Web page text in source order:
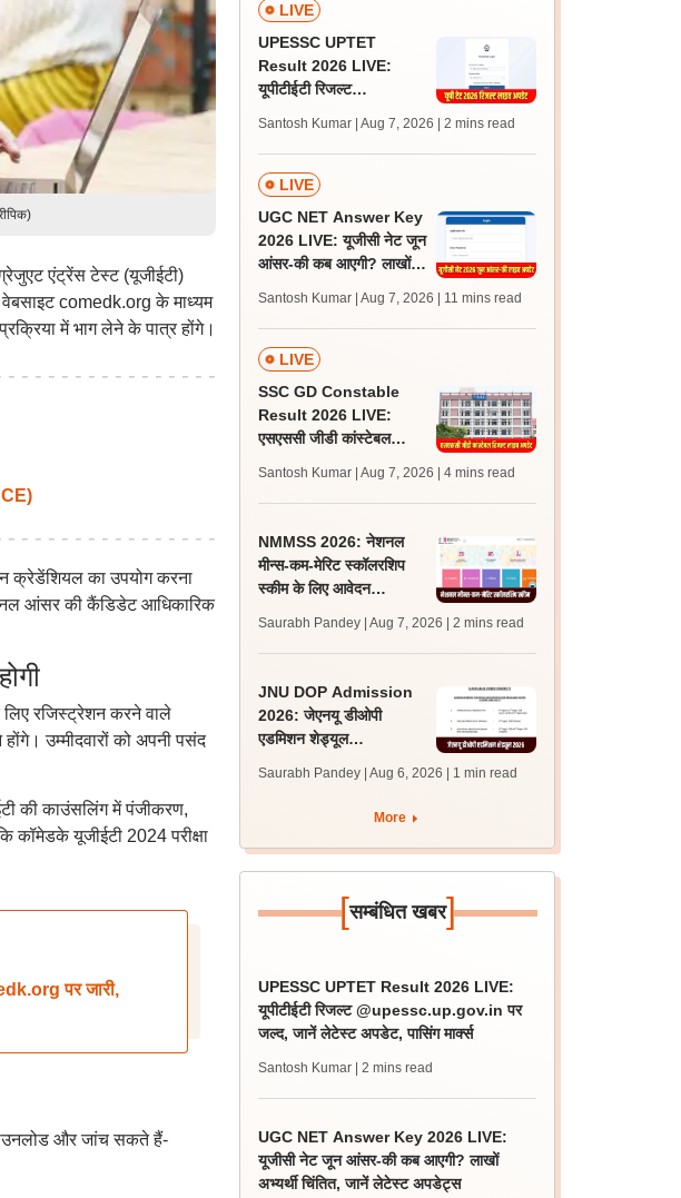
एंट्रेंस टेस्ट (यूजीईटी)
वेबसाइट comedk.org के माध्यम
में भाग लेने के पात्र होंगे।
क्रेडेंशियल का उपयोग करना
आंसर की कैंडिडेट आधिकारिक
रजिस्ट्रेशन करने वाले
उम्मीदवारों को अपनी पसंद
की काउंसलिंग में पंजीकरण,
कॉमेडके यूजीईटी 2024 परीक्षा
पर जारी,
और जांच सकते हैं-
LIVE
UPESSC UPTET
Result 2026 LIVE:
यूपीटीईटी रिजल्ट
जल्द, जानें लेटेस्ट अपडेट,
पासिंग मार्क्स
Santosh Kumar | Aug 7, 2026 | 2 mins read
LIVE
UGC NET Answer Key
2026 LIVE: यूजीसी नेट जून
आंसर-की कब आएगी? लाखों
Santosh Kumar | Aug 7, 2026 | 11 mins read
LIVE
SSC GD Constable
Result 2026 LIVE:
एसएससी जीडी कांस्टेबल
लेटेस्ट अपडेट, स्कोरकार्ड लिंक
Santosh Kumar | Aug 7, 2026 | 4 mins read
NMMSS 2026: नेशनल
मीन्स-कम-मेरिट स्कॉलरशिप
स्कीम के लिए आवेदन
शुरू, 31 अगस्त लास्ट डेट
Saurabh Pandey | Aug 7, 2026 | 2 mins read
JNU DOP Admission
2026: जेएनयू डीओपी
एडमिशन शेड्यूल
24 अगस्त को जारी होगी मेरिट
Saurabh Pandey | Aug 6, 2026 | 1 min read
More
[सम्बंधित खबर]
UPESSC UPTET Result 2026 LIVE:
यूपीटीईटी रिजल्ट @upessc.up.gov.in पर
जल्द, जानें लेटेस्ट अपडेट, पासिंग मार्क्स
Santosh Kumar | 2 mins read
UGC NET Answer Key 2026 LIVE:
यूजीसी नेट जून आंसर-की कब आएगी? लाखों
अभ्यर्थी चिंतित, जानें लेटेस्ट अपडेट्स